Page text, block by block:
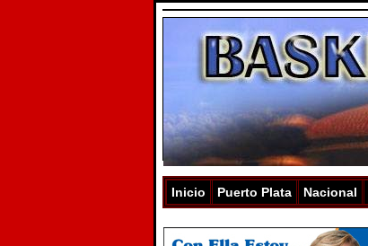
Inicio Puerto Plata Nacional